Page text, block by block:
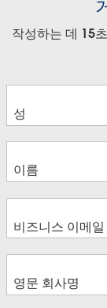
작성하는 데 15